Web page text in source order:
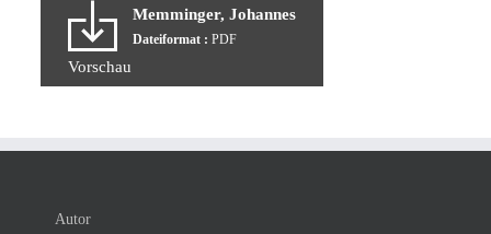
Memminger, Johannes
Dateiformat : PDF
Vorschau
Autor